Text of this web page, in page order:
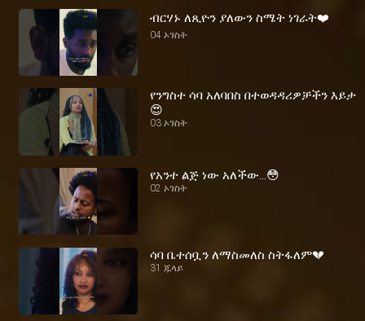
ብርሃኑ ለጺዮን ያለውን ስሜት ነገራት❤️
04 ኦገስት
የንግስተ ሳባ አለባበስ በተወዳዳሪዎቻችን እይታ
😍
03 ኦገስት
የአንተ ልጅ ነው አለችው...😳
02 ኦገስት
ሳባ ቤተሰቧን ለማስመለስ ስትፋለም💔
31 ጁላይ